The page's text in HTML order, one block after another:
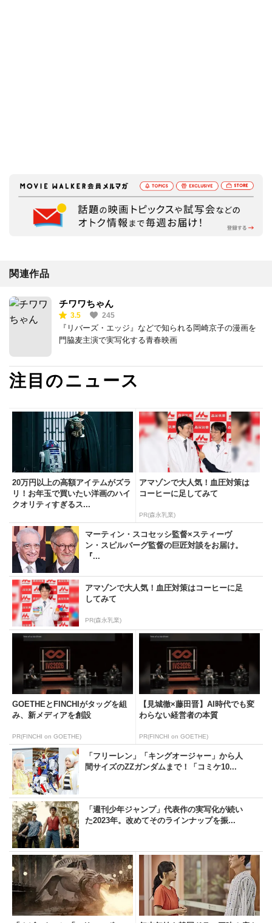
関連作品
チワワちゃん
3.5 245
『リバーズ・エッジ』などで知られる岡崎京子の漫画を
門脇麦主演で実写化する青春映画
注目のニュース
20万円以上の高額アイテムがズラ
リ！お年玉で買いたい洋画のハイ
クオリティすぎるス...
アマゾンで大人気！血圧対策は
コーヒーに足してみて
PR(森永乳業)
マーティン・スコセッシ監督×スティーヴ
ン・スピルバーグ監督の巨匠対談をお届け。
『...
アマゾンで大人気！血圧対策はコーヒーに足
してみて
PR(森永乳業)
GOETHEとFINCHIがタッグを組
み、新メディアを創設
PR(FINCHI on GOETHE)
【見城徹×藤田晋】AI時代でも変
わらない経営者の本質
PR(FINCHI on GOETHE)
「フリーレン」「キングオージャー」から人
間サイズのZZガンダムまで！「コミケ10...
「週刊少年ジャンプ」代表作の実写化が続い
た2023年。改めてそのラインナップを振...